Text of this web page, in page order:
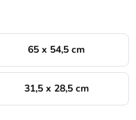
65 x 54,5 cm
31,5 x 28,5 cm